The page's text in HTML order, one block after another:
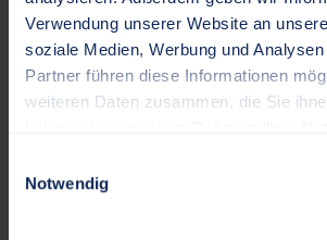
Verwendung unserer Website an
soziale Medien, Werbung und
Partner führen diese Informationen
weiteren Daten zusammen, die Sie
Notwendig
Ansprechpartner
Stadt Schleswig -
Bauverwaltung/
strassenverkehr[at]schleswig.de